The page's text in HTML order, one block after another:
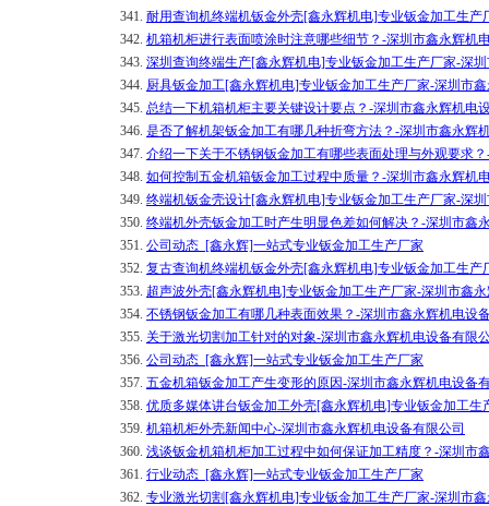
341. 耐用查询机终端机钣金外壳[鑫永辉机电]专业钣金加工生
342. 机箱机柜进行表面喷涂时注意哪些细节？-深圳市鑫永辉机
343. 深圳查询终端生产[鑫永辉机电]专业钣金加工生产厂家-深
344. 厨具钣金加工[鑫永辉机电]专业钣金加工生产厂家-深圳市
345. 总结一下机箱机柜主要关键设计要点？-深圳市鑫永辉机电
346. 是否了解机架钣金加工有哪几种折弯方法？-深圳市鑫永辉
347. 介绍一下关于不锈钢钣金加工有哪些表面处理与外观要求
348. 如何控制五金机箱钣金加工过程中质量？-深圳市鑫永辉机
349. 终端机钣金壳设计[鑫永辉机电]专业钣金加工生产厂家-深
350. 终端机外壳钣金加工时产生明显色差如何解决？-深圳市鑫
351. 公司动态_[鑫永辉]一站式专业钣金加工生产厂家
352. 复古查询机终端机钣金外壳[鑫永辉机电]专业钣金加工生
353. 超声波外壳[鑫永辉机电]专业钣金加工生产厂家-深圳市鑫
354. 不锈钢钣金加工有哪几种表面效果？-深圳市鑫永辉机电设
355. 关于激光切割加工针对的对象-深圳市鑫永辉机电设备有限
356. 公司动态_[鑫永辉]一站式专业钣金加工生产厂家
357. 五金机箱钣金加工产生变形的原因-深圳市鑫永辉机电设备
358. 优质多媒体讲台钣金加工外壳[鑫永辉机电]专业钣金加工
359. 机箱机柜外壳新闻中心-深圳市鑫永辉机电设备有限公司
360. 浅谈钣金机箱机柜加工过程中如何保证加工精度？-深圳市
361. 行业动态_[鑫永辉]一站式专业钣金加工生产厂家
362. 专业激光切割[鑫永辉机电]专业钣金加工生产厂家-深圳市